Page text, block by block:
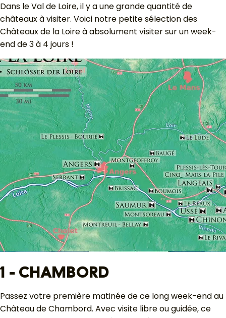
Dans le Val de Loire, il y a une grande quantité de
châteaux à visiter. Voici notre petite sélection des
Châteaux de la Loire à absolument visiter sur un week-
end de 3 à 4 jours !
1 - CHAMBORD
Passez votre première matinée de ce long week-end au
Château de Chambord. Avec visite libre ou guidée, ce